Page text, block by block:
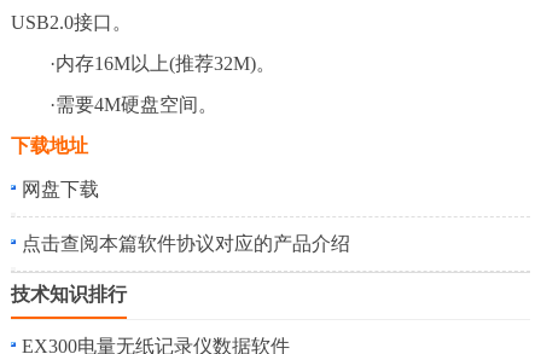
USB2.0接口。
·内存16M以上(推荐32M)。
·需要4M硬盘空间。
下载地址
网盘下载
点击查阅本篇软件协议对应的产品介绍
技术知识排行
EX300电量无纸记录仪数据软件